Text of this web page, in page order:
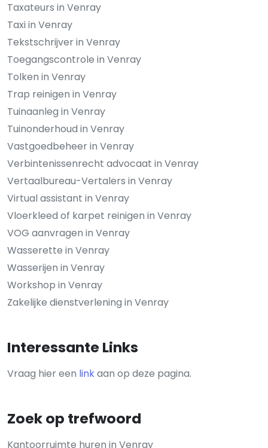
Taxateurs in Venray
Taxi in Venray
Tekstschrijver in Venray
Toegangscontrole in Venray
Tolken in Venray
Trap reinigen in Venray
Tuinaanleg in Venray
Tuinonderhoud in Venray
Vastgoedbeheer in Venray
Verbintenissenrecht advocaat in Venray
Vertaalbureau-Vertalers in Venray
Virtual assistant in Venray
Vloerkleed of karpet reinigen in Venray
VOG aanvragen in Venray
Wasserette in Venray
Wasserijen in Venray
Workshop in Venray
Zakelijke dienstverlening in Venray
Interessante Links
Vraag hier een linkaan op deze pagina.
Zoek op trefwoord
Kantoorruimte huren in Venray